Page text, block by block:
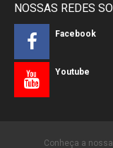
NOSSAS REDES
Facebook
Youtube
Conheça a nossa